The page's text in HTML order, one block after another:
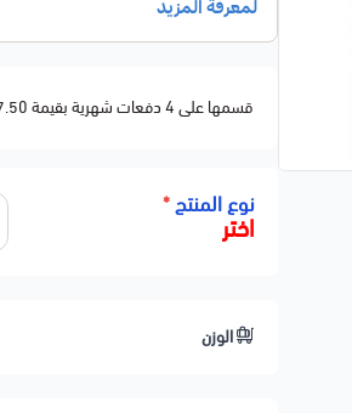
قسمها على 4 دفعات شهرية بقيمة 97.50
نوع المنتج*
اختر
الوزن